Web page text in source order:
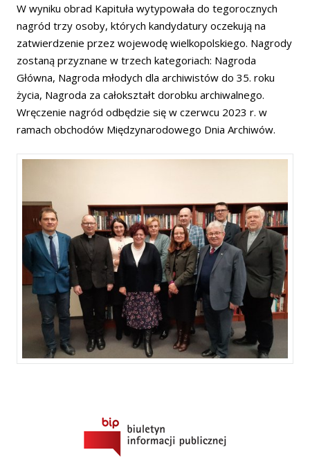
W wyniku obrad Kapituła wytypowała do tegorocznych
nagród trzy osoby, których kandydatury oczekują na
zatwierdzenie przez wojewodę wielkopolskiego. Nagrody
zostaną przyznane w trzech kategoriach: Nagroda
Główna, Nagroda młodych dla archiwistów do 35. roku
życia, Nagroda za całokształt dorobku archiwalnego.
Wręczenie nagród odbędzie się w czerwcu 2023 r. w
ramach obchodów Międzynarodowego Dnia Archiwów.